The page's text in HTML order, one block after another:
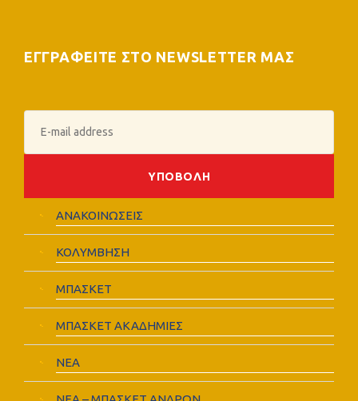
ΕΓΓΡΑΦΕΙΤΕ ΣΤΟ NEWSLETTER ΜΑΣ
ΑΝΑΚΟΙΝΩΣΕΙΣ
ΚΟΛΥΜΒΗΣΗ
ΜΠΑΣΚΕΤ
ΜΠΑΣΚΕΤ ΑΚΑΔΗΜΙΕΣ
ΝΕΑ